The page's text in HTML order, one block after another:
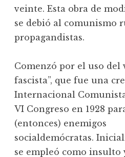
veinte. Esta obra de
se debió al comunismo
propagandistas.
Comenzó por el uso del
fascista”, que fue una
Internacional
VI Congreso en 1928
(entonces) enemigos
socialdemócratas.
se empleó como insulto